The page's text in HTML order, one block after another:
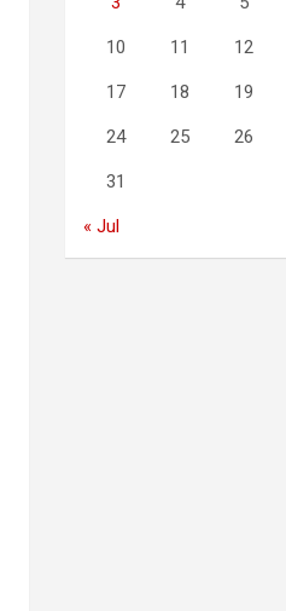
10 11 12
17 18 19
24 25 26
31
« Jul